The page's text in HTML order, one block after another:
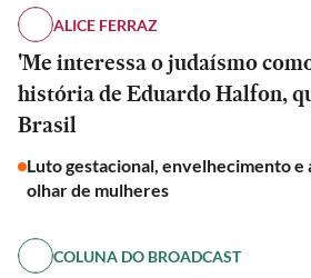
ALICE FERRAZ
'Me interessa o judaísmo
história de Eduardo Halfon,
Brasil
Luto gestacional, envelhecimento e
olhar de mulheres
COLUNA DO BROADCAST